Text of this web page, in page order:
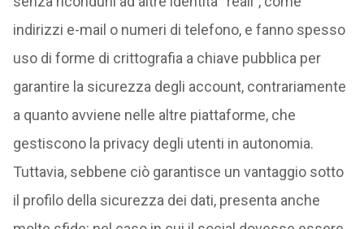
indirizzi e-mail o numeri di telefono, e fanno spesso
uso di forme di crittografia a chiave pubblica per
garantire la sicurezza degli account, contrariamente
a quanto avviene nelle altre piattaforme, che
gestiscono la privacy degli utenti in autonomia.
Tuttavia, sebbene ciò garantisce un vantaggio sotto
il profilo della sicurezza dei dati, presenta anche